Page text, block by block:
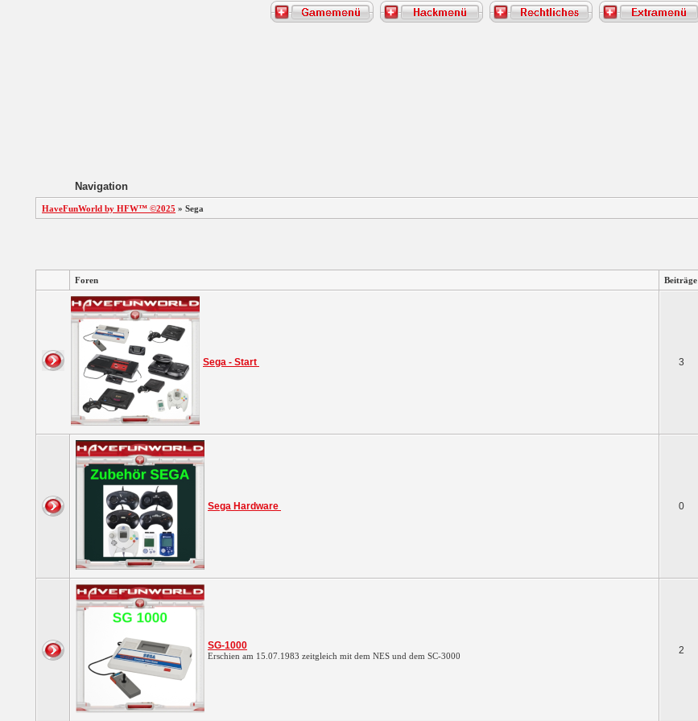
Navigation
HaveFunWorld by HFW™ ©2025 » Sega
Foren Beiträge
Sega - Start 3
Sega Hardware 0
SG-1000
Erschien am 15.07.1983 zeitgleich mit dem NES und dem SC-3000 2